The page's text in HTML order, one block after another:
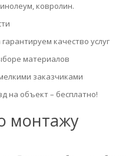
ковролин.
качество услуг
материалов
заказчиками
на объект – бесплатно!
монтажу